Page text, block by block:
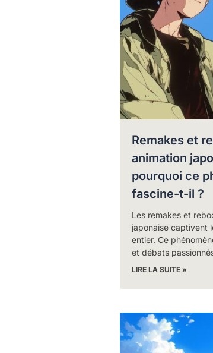
Remakes et
animation
pourquoi ce
fascine-t-il ?
Les remakes et
japonaise captivent
entier. Ce
et débats
LIRE LA SUITE »